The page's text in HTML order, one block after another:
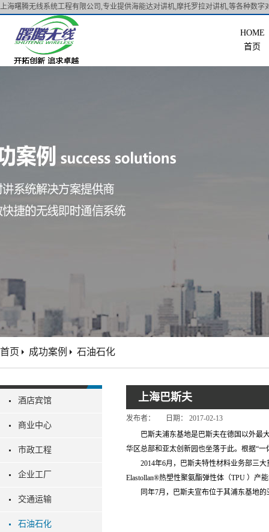
上海曙腾无线系统工程有限公司,专业提供海能达对讲机,摩托罗拉对讲机,等各种数字
首页
酒店宾馆
商业中心
市政工程
企业工厂
交通运输
石油石化
首页 成功案例 石油石化
上海巴斯夫
发布者： 日期：
2017-02-13
巴斯夫浦东基地是巴斯夫在德国以外最
华区总部和亚太创新园也坐落于此。根据“
2014年6月，巴斯夫特性材料业务部三
Elastollan®热塑性聚氨酯弹性体（TPU ）产
同年7月，巴斯夫宣布位于其浦东基地